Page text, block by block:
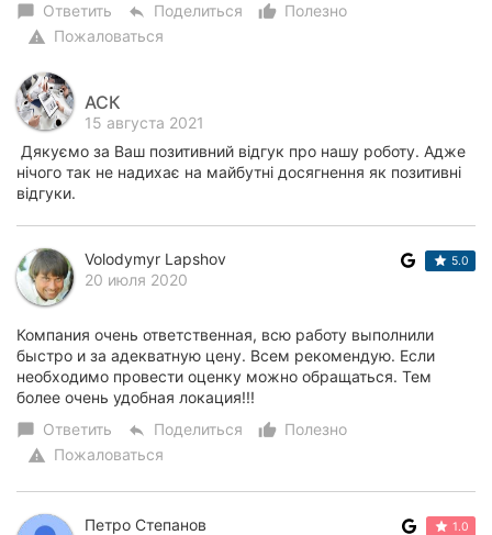
Сумы
Ивано-
Франковск
Луцк
Ужгород
Карпаты
chat_bubble Ответить reply Поделиться thumb_up_alt
Полезно
warning Пожаловаться
АСК
15 августа 2021
Дякуємо за Ваш позитивний відгук про нашу роботу. Адже
нічого так не надихає на майбутні досягнення як позитивні
відгуки.
Volodymyr Lapshov
20 июля 2020
5.0
Компания очень ответственная, всю работу выполнили
быстро и за адекватную цену. Всем рекомендую. Если
необходимо провести оценку можно обращаться. Тем
более очень удобная локация!!!
chat_bubble Ответить reply Поделиться thumb_up_alt
Полезно
warning Пожаловаться
Петро Степанов
1.0